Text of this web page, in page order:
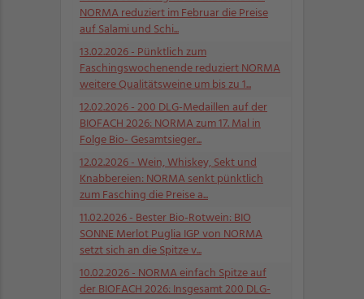
NORMA reduziert im Februar die Preise
auf Salami und Schi...
13.02.2026- Pünktlich zum
Faschingswochenende reduziert NORMA
weitere Qualitätsweine um bis zu 1...
12.02.2026- 200 DLG-Medaillen auf der
BIOFACH 2026: NORMA zum 17. Mal in
Folge Bio- Gesamtsieger...
12.02.2026- Wein, Whiskey, Sekt und
Knabbereien: NORMA senkt pünktlich
zum Fasching die Preise a...
11.02.2026- Bester Bio-Rotwein: BIO
SONNE Merlot Puglia IGP von NORMA
setzt sich an die Spitze v...
10.02.2026- NORMA einfach Spitze auf
der BIOFACH 2026: Insgesamt 200 DLG-